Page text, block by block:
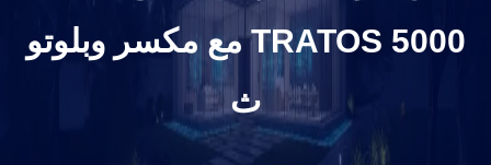
TRATOS 5000 مع مكسر وبلوتو
ث